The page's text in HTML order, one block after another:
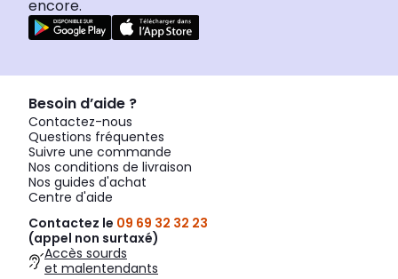
encore.
Besoin d’aide ?
Contactez-nous
Questions fréquentes
Suivre une commande
Nos conditions de livraison
Nos guides d'achat
Centre d'aide
Contactez le 09 69 32 32 23
(appel non surtaxé)
Accès sourds
et malentendants